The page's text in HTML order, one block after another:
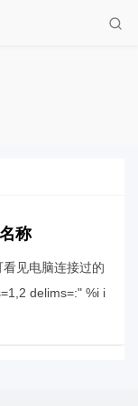
称
见电脑连接过的
delims=:" %i i